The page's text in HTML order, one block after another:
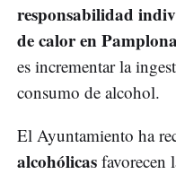
responsabilidad
de calor en Pamplona
es incrementar la
consumo de alcohol.
El Ayuntamiento ha
alcohólicas favorecen